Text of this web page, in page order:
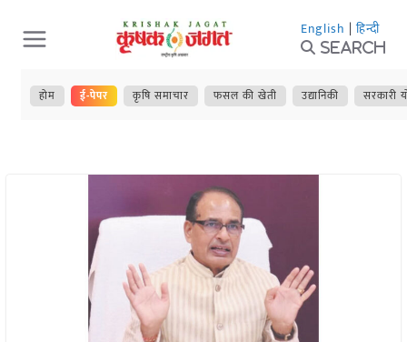
Skip
to
content
English | हिन्दी
Search
होम ई-पेपर कृषि समाचार फसल की खेती उद्यानिकी सरकारी